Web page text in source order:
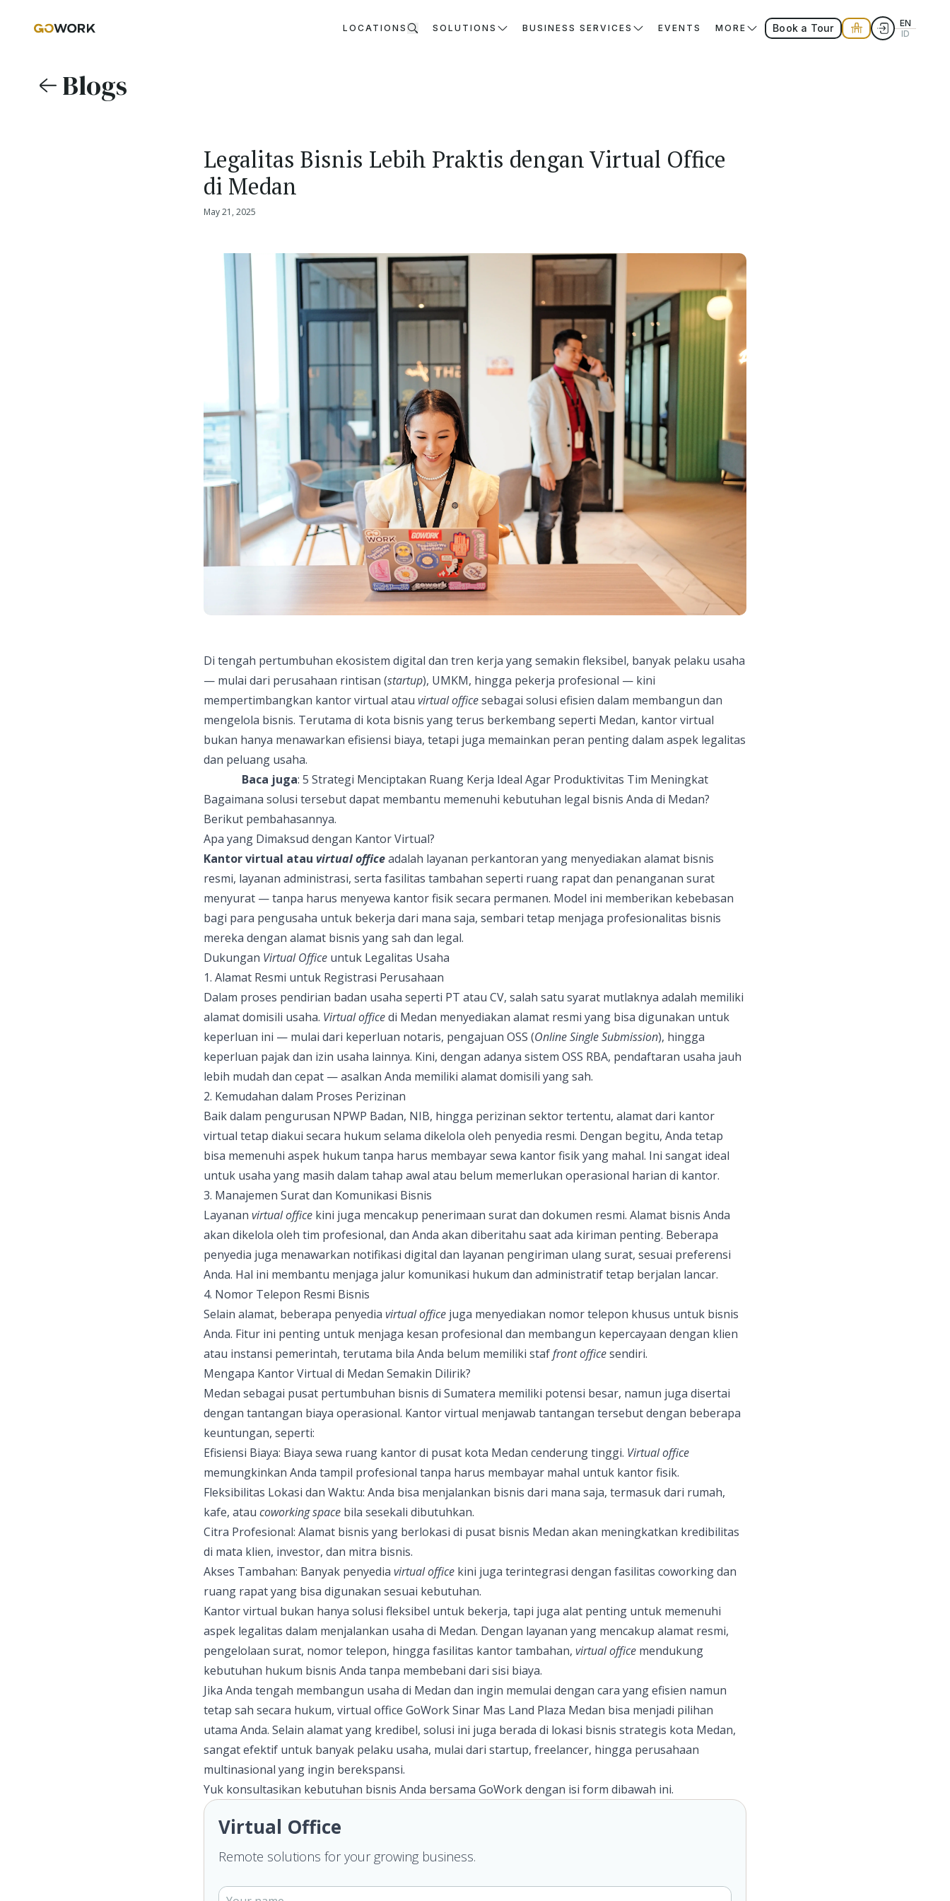
LOCATIONS SOLUTIONS BUSINESS SERVICES EVENTS MORE Book a Tour
EN
ID
Blogs
Legalitas Bisnis Lebih Praktis dengan Virtual Office
di Medan
May 21, 2025
Di tengah pertumbuhan ekosistem digital dan tren kerja yang semakin fleksibel, banyak pelaku usaha
— mulai dari perusahaan rintisan (startup), UMKM, hingga pekerja profesional — kini
mempertimbangkan kantor virtual atau virtual officesebagai solusi efisien dalam membangun dan
mengelola bisnis. Terutama di kota bisnis yang terus berkembang seperti Medan, kantor virtual
bukan hanya menawarkan efisiensi biaya, tetapi juga memainkan peran penting dalam aspek legalitas
dan peluang usaha.
Baca juga: 5 Strategi Menciptakan Ruang Kerja Ideal Agar Produktivitas Tim Meningkat
Bagaimana solusi tersebut dapat membantu memenuhi kebutuhan legal bisnis Anda di Medan?
Berikut pembahasannya.
Apa yang Dimaksud dengan Kantor Virtual?
Kantor virtual atau virtual officeadalah layanan perkantoran yang menyediakan alamat bisnis
resmi, layanan administrasi, serta fasilitas tambahan seperti ruang rapat dan penanganan surat
menyurat — tanpa harus menyewa kantor fisik secara permanen. Model ini memberikan kebebasan
bagi para pengusaha untuk bekerja dari mana saja, sembari tetap menjaga profesionalitas bisnis
mereka dengan alamat bisnis yang sah dan legal.
Dukungan Virtual Office untuk Legalitas Usaha
1. Alamat Resmi untuk Registrasi Perusahaan
Dalam proses pendirian badan usaha seperti PT atau CV, salah satu syarat mutlaknya adalah memiliki
alamat domisili usaha. Virtual officedi Medan menyediakan alamat resmi yang bisa digunakan untuk
keperluan ini — mulai dari keperluan notaris, pengajuan OSS (Online Single Submission), hingga
keperluan pajak dan izin usaha lainnya. Kini, dengan adanya sistem OSS RBA, pendaftaran usaha jauh
lebih mudah dan cepat — asalkan Anda memiliki alamat domisili yang sah.
2. Kemudahan dalam Proses Perizinan
Baik dalam pengurusan NPWP Badan, NIB, hingga perizinan sektor tertentu, alamat dari kantor
virtual tetap diakui secara hukum selama dikelola oleh penyedia resmi. Dengan begitu, Anda tetap
bisa memenuhi aspek hukum tanpa harus membayar sewa kantor fisik yang mahal. Ini sangat ideal
untuk usaha yang masih dalam tahap awal atau belum memerlukan operasional harian di kantor.
3. Manajemen Surat dan Komunikasi Bisnis
Layanan virtual office kini juga mencakup penerimaan surat dan dokumen resmi. Alamat bisnis Anda
akan dikelola oleh tim profesional, dan Anda akan diberitahu saat ada kiriman penting. Beberapa
penyedia juga menawarkan notifikasi digital dan layanan pengiriman ulang surat, sesuai preferensi
Anda. Hal ini membantu menjaga jalur komunikasi hukum dan administratif tetap berjalan lancar.
4. Nomor Telepon Resmi Bisnis
Selain alamat, beberapa penyedia virtual office juga menyediakan nomor telepon khusus untuk bisnis
Anda. Fitur ini penting untuk menjaga kesan profesional dan membangun kepercayaan dengan klien
atau instansi pemerintah, terutama bila Anda belum memiliki staffront officesendiri.
Mengapa Kantor Virtual di Medan Semakin Dilirik?
Medan sebagai pusat pertumbuhan bisnis di Sumatera memiliki potensi besar, namun juga disertai
dengan tantangan biaya operasional. Kantor virtual menjawab tantangan tersebut dengan beberapa
keuntungan, seperti:
Efisiensi Biaya: Biaya sewa ruang kantor di pusat kota Medan cenderung tinggi. Virtual office
memungkinkan Anda tampil profesional tanpa harus membayar mahal untuk kantor fisik.
Fleksibilitas Lokasi dan Waktu: Anda bisa menjalankan bisnis dari mana saja, termasuk dari rumah,
kafe, atau coworking space bila sesekali dibutuhkan.
Citra Profesional: Alamat bisnis yang berlokasi di pusat bisnis Medan akan meningkatkan kredibilitas
di mata klien, investor, dan mitra bisnis.
Akses Tambahan: Banyak penyedia virtual office kini juga terintegrasi dengan fasilitas coworking dan
ruang rapat yang bisa digunakan sesuai kebutuhan.
Kantor virtual bukan hanya solusi fleksibel untuk bekerja, tapi juga alat penting untuk memenuhi
aspek legalitas dalam menjalankan usaha di Medan. Dengan layanan yang mencakup alamat resmi,
pengelolaan surat, nomor telepon, hingga fasilitas kantor tambahan, virtual office mendukung
kebutuhan hukum bisnis Anda tanpa membebani dari sisi biaya.
Jika Anda tengah membangun usaha di Medan dan ingin memulai dengan cara yang efisien namun
tetap sah secara hukum, virtual office GoWork Sinar Mas Land Plaza Medan bisa menjadi pilihan
utama Anda. Selain alamat yang kredibel, solusi ini juga berada di lokasi bisnis strategis kota Medan,
sangat efektif untuk banyak pelaku usaha, mulai dari startup, freelancer, hingga perusahaan
multinasional yang ingin berekspansi.
Yuk konsultasikan kebutuhan bisnis Anda bersama GoWorkdengan isi form dibawah ini.
Virtual Office
Remote solutions for your growing business.